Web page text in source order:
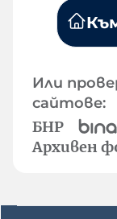
Или
сайтове:
БНР
Архивен